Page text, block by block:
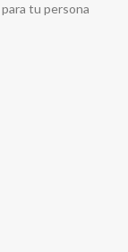
tu persona